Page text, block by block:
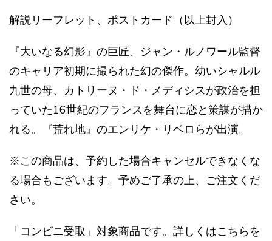
解説リーフレット、ポストカード（以上封入）
『大いなる幻影』の巨匠、ジャン・ルノワール監督
のキャリア初期に撮られた幻の傑作。幼いシャルル
九世の母、カトリーヌ・ド・メディシスが政治を担
っていた16世紀のフランスを舞台に恋と策謀が描か
れる。『荒れ地』のエンリケ・リベロらが出演。
※この商品は、予約した場合キャンセルできなくな
る場合もございます。予めご了承の上、ご注文くだ
さい。
「コンビニ受取」対象商品です。詳しくはこちらを